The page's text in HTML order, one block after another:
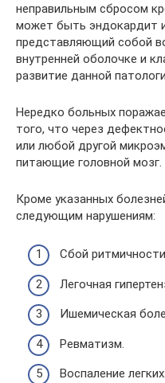
неправильным сбросом
может быть эндокардит
представляющий собой
внутренней оболочке и
развитие данной
Нередко больных
того, что через
или любой другой
питающие головной мозг.
Кроме указанных
следующим нарушениям:
Сбой
Легочная
Ишемическая
Ревматизм.
Воспаление легких.